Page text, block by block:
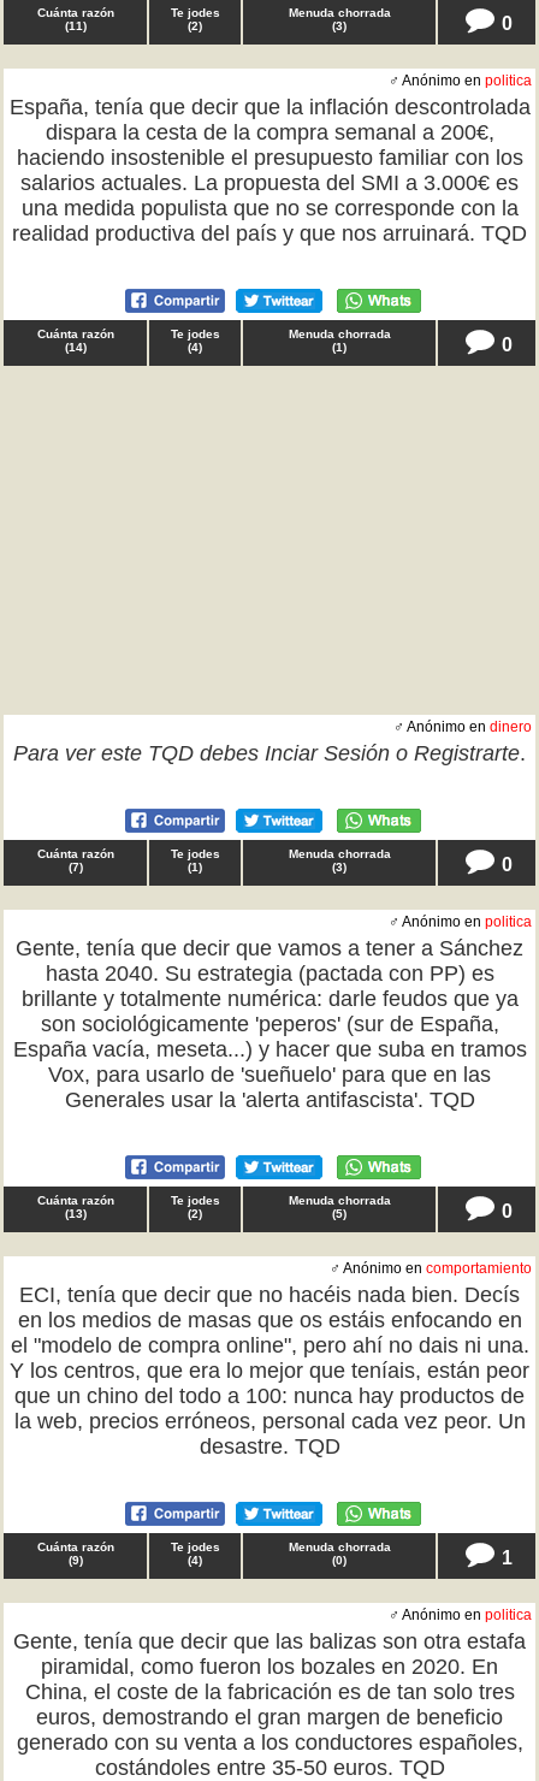
Cuánta razón
(11)
Te jodes
(2)
Menuda chorrada
(3) 0
♂ Anónimo en politica
España, tenía que decir que la inflación descontrolada
dispara la cesta de la compra semanal a 200€,
haciendo insostenible el presupuesto familiar con los
salarios actuales. La propuesta del SMI a 3.000€ es
una medida populista que no se corresponde con la
realidad productiva del país y que nos arruinará. TQD
Cuánta razón
(14)
Te jodes
(4)
Menuda chorrada
(1) 0
♂ Anónimo en dinero
Para ver este TQD debes Inciar Sesión o Registrarte.
Cuánta razón
(7)
Te jodes
(1)
Menuda chorrada
(3) 0
♂ Anónimo en politica
Gente, tenía que decir que vamos a tener a Sánchez
hasta 2040. Su estrategia (pactada con PP) es
brillante y totalmente numérica: darle feudos que ya
son sociológicamente 'peperos' (sur de España,
España vacía, meseta...) y hacer que suba en tramos
Vox, para usarlo de 'sueñuelo' para que en las
Generales usar la 'alerta antifascista'. TQD
Cuánta razón
(13)
Te jodes
(2)
Menuda chorrada
(5) 0
♂ Anónimo en comportamiento
ECI, tenía que decir que no hacéis nada bien. Decís
en los medios de masas que os estáis enfocando en
el "modelo de compra online", pero ahí no dais ni una.
Y los centros, que era lo mejor que teníais, están peor
que un chino del todo a 100: nunca hay productos de
la web, precios erróneos, personal cada vez peor. Un
desastre. TQD
Cuánta razón
(9)
Te jodes
(4)
Menuda chorrada
(0) 1
♂ Anónimo en politica
Gente, tenía que decir que las balizas son otra estafa
piramidal, como fueron los bozales en 2020. En
China, el coste de la fabricación es de tan solo tres
euros, demostrando el gran margen de beneficio
generado con su venta a los conductores españoles,
costándoles entre 35-50 euros. TQD